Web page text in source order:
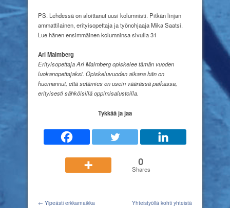
PS. Lehdessä on aloittanut uusi kolumnisti. Pitkän linjan
ammattilainen, erityisopettaja ja työnohjaaja Mika Saatsi.
Lue hänen ensimmäinen kolumninsa sivulla 31
Ari Malmberg
Erityisopettaja Ari Malmberg opiskelee tämän vuoden
luokanopettajaksi. Opiskeluvuoden aikana hän on
huomannut, että setämies on usein väärässä paikassa,
erityisesti sähköisillä oppimisalustoilla.
Tykkää ja jaa
0
Shares
← Ylpeästi erkkamaikka
Yhteistyöllä kohti yhteistä